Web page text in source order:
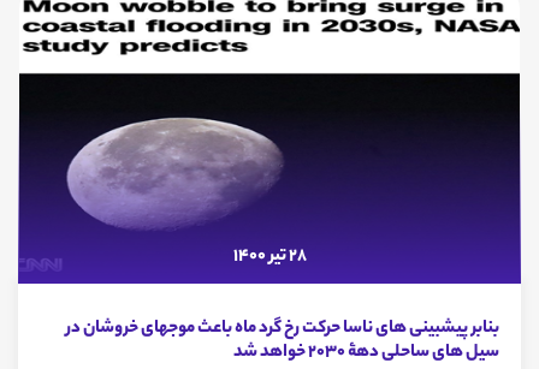
28 تیر 1400
بنابر پیشبینی های ناسا حرکت رخ گرد ماه باعث موجهای خروشان در
سیل های ساحلی دهۀ 2030 خواهد شد